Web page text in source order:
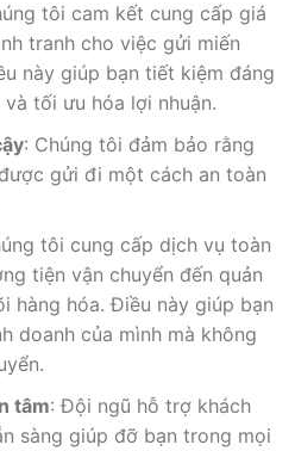
tôi cam kết cung cấp giá
tranh cho việc gửi miến
này giúp bạn tiết kiệm đáng
tối ưu hóa lợi nhuận.
: Chúng tôi đảm bảo rằng
gửi đi một cách an toàn
tôi cung cấp dịch vụ toàn
tiện vận chuyển đến quản
hàng hóa. Điều này giúp bạn
doanh của mình mà không
tâm: Đội ngũ hỗ trợ khách
sàng giúp đỡ bạn trong mọi